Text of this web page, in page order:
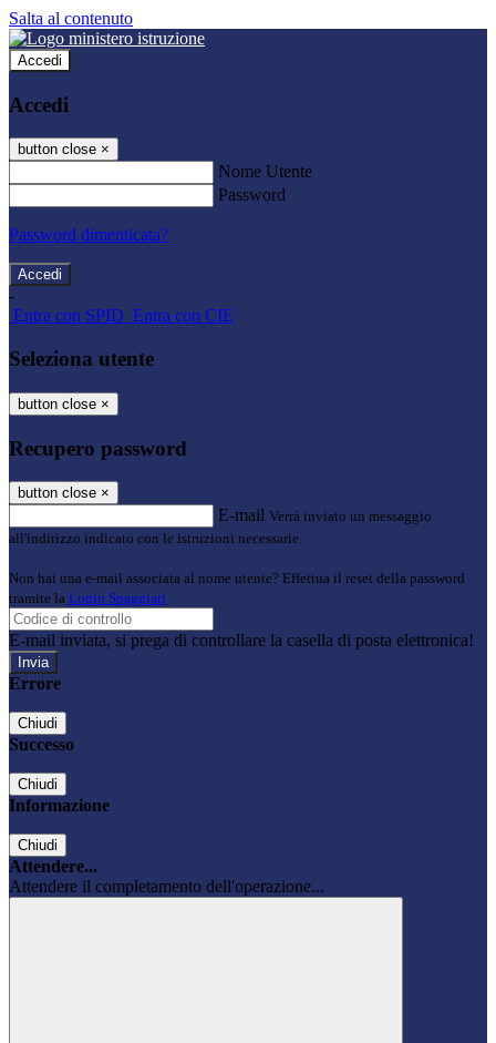
Salta al contenuto
Accedi
Accedi
button close ×
Nome Utente
Password
Password dimenticata?
-
Entra con SPID Entra con CIE
Seleziona utente
button close ×
Recupero password
button close ×
E-mail Verrà inviato un messaggio
all'indirizzo indicato con le istruzioni necessarie.
Non hai una e-mail associata al nome utente? Effettua il reset della password
tramite la Login Spaggiari
E-mail inviata, si prega di controllare la casella di posta elettronica!
Errore
Chiudi
Successo
Chiudi
Informazione
Chiudi
Attendere...
Attendere il completamento dell'operazione...